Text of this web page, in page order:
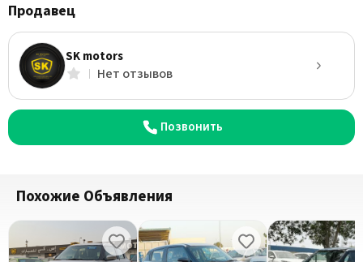
Продавец
SK motors
Нет отзывов
Позвонить
Похожие Объявления